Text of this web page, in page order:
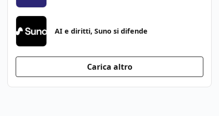
AI e diritti, Suno si difende
Carica altro